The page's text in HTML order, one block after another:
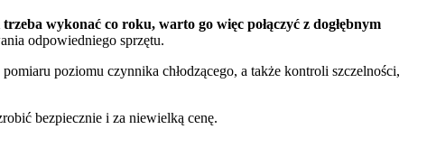
wykonać co roku, warto go więc połączyć z dogłębnym
odpowiedniego sprzętu.
poziomu czynnika chłodzącego, a także kontroli szczelności,
bezpiecznie i za niewielką cenę.